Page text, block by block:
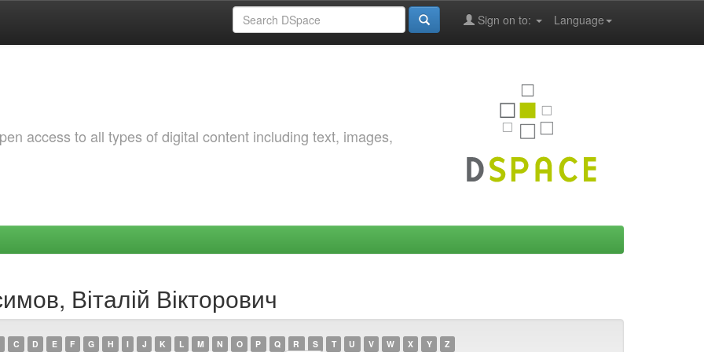
Language
Sign on to:
access to all types of digital content including text, images,
Віталій Вікторович
C D E F G H I J K L M N O P Q R S T U V W X Y Z